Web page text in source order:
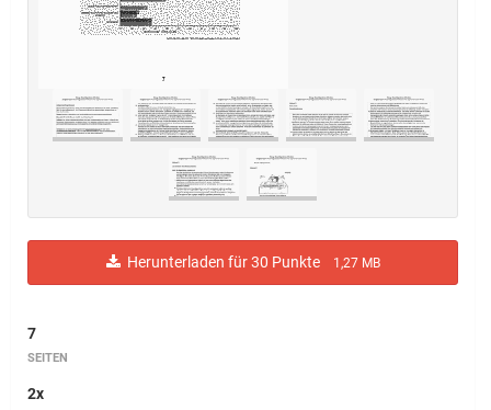
Herunterladen für 30 Punkte 1,27 MB
7
SEITEN
2x